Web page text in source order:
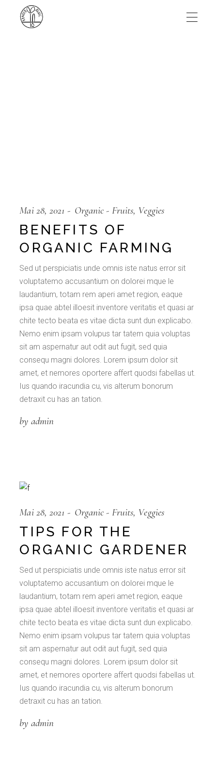
content
Mai 28, 2021 Organic Fruits Veggies
BENEFITS OF
ORGANIC FARMING
Sed ut perspiciatis unde omnis iste natus error sit
voluptatemo accusantium on dolorei mque le
laudantium, totam rem aperi amet region, eaque
ipsa quae abtel illoesit inventore veritatis et quasi ar
chite tecto beata es vitae dicta sunt dun explicabo.
Nemo enim ipsam volupus tar tatem quia voluptas
sit am aspernatur aut odit aut fugit, sed quia
consequ magni dolores. Lorem ipsum dolor sit
amet, et nemores oportere affert quodsi fabellas ut.
Ius quando iracundia cu, vis alterum bonorum
detraxit cu has an tation.
by admin
Mai 28, 2021 Organic Fruits Veggies
TIPS FOR THE
ORGANIC GARDENER
Sed ut perspiciatis unde omnis iste natus error sit
voluptatemo accusantium on dolorei mque le
laudantium, totam rem aperi amet region, eaque
ipsa quae abtel illoesit inventore veritatis et quasi ar
chite tecto beata es vitae dicta sunt dun explicabo.
Nemo enim ipsam volupus tar tatem quia voluptas
sit am aspernatur aut odit aut fugit, sed quia
consequ magni dolores. Lorem ipsum dolor sit
amet, et nemores oportere affert quodsi fabellas ut.
Ius quando iracundia cu, vis alterum bonorum
detraxit cu has an tation.
by admin